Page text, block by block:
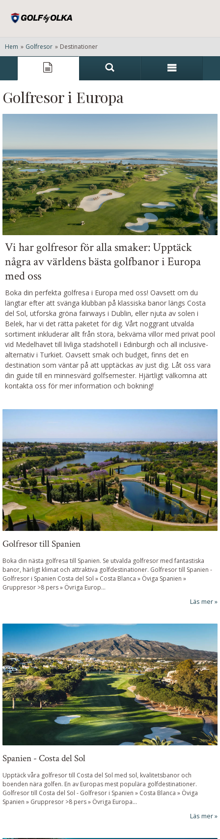
Hem » Golfresor » Destinationer
Golfresor i Europa
Vi har golfresor för alla smaker: Upptäck
några av världens bästa golfbanor i Europa
med oss
Boka din perfekta golfresa i Europa med oss! Oavsett om du
längtar efter att svänga klubban på klassiska banor längs Costa
del Sol, utforska gröna fairways i Dublin, eller njuta av solen i
Belek, har vi det rätta paketet för dig. Vårt noggrant utvalda
sortiment inkluderar allt från stora, bekväma villor med privat pool
vid Medelhavet till livliga stadshotell i Edinburgh och all inclusive-
alternativ i Turkiet. Oavsett smak och budget, finns det en
destination som väntar på att upptäckas av just dig. Låt oss vara
din guide till en minnesvärd golfsemester. Hjärtligt välkomna att
kontakta oss för mer information och bokning!
Golfresor till Spanien
Boka din nästa golfresa till Spanien. Se utvalda golfresor med fantastiska
banor, härligt klimat och attraktiva golfdestinationer. Golfresor till Spanien -
Golfresor i Spanien Costa del Sol » Costa Blanca » Öviga Spanien »
Gruppresor >8 pers » Övriga Europ...
Läs mer
Spanien - Costa del Sol
Upptäck våra golfresor till Costa del Sol med sol, kvalitetsbanor och
boenden nära golfen. En av Europas mest populära golfdestinationer.
Golfresor till Costa del Sol - Golfresor i Spanien » Costa Blanca » Öviga
Spanien » Gruppresor >8 pers » Övriga Europa...
Läs mer